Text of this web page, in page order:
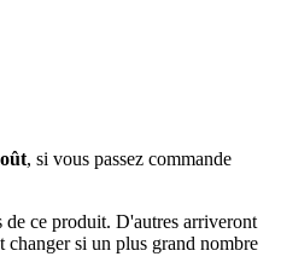
, si vous passez commande
de ce produit. D'autres arriveront
si un plus grand nombre